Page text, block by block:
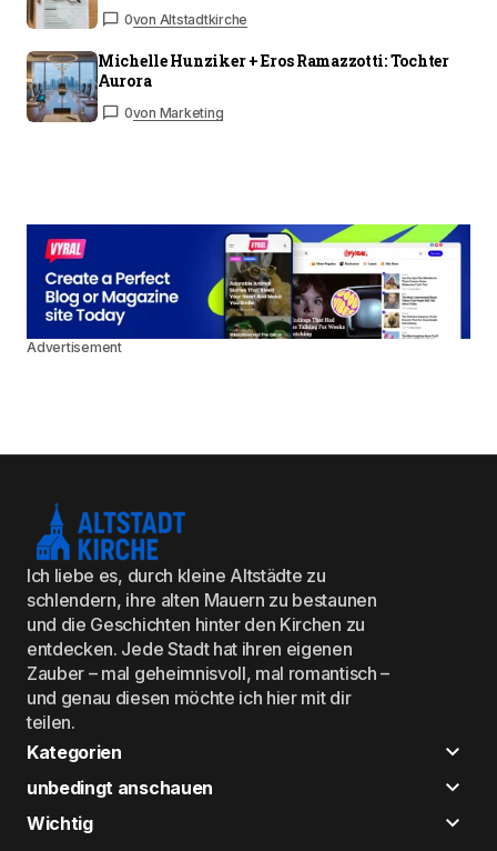
0von Altstadtkirche
Michelle Hunziker + Eros Ramazzotti: Tochter
Aurora
0von Marketing
Advertisement
Ich liebe es, durch kleine Altstädte zu
schlendern, ihre alten Mauern zu bestaunen
und die Geschichten hinter den Kirchen zu
entdecken. Jede Stadt hat ihren eigenen
Zauber – mal geheimnisvoll, mal romantisch –
und genau diesen möchte ich hier mit dir
teilen.
Kategorien
unbedingt anschauen
Wichtig